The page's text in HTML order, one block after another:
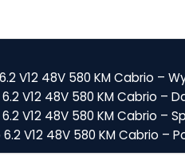
V12 48V 580 KM Cabrio –
V12 48V 580 KM Cabrio –
V12 48V 580 KM Cabrio –
V12 48V 580 KM Cabrio –